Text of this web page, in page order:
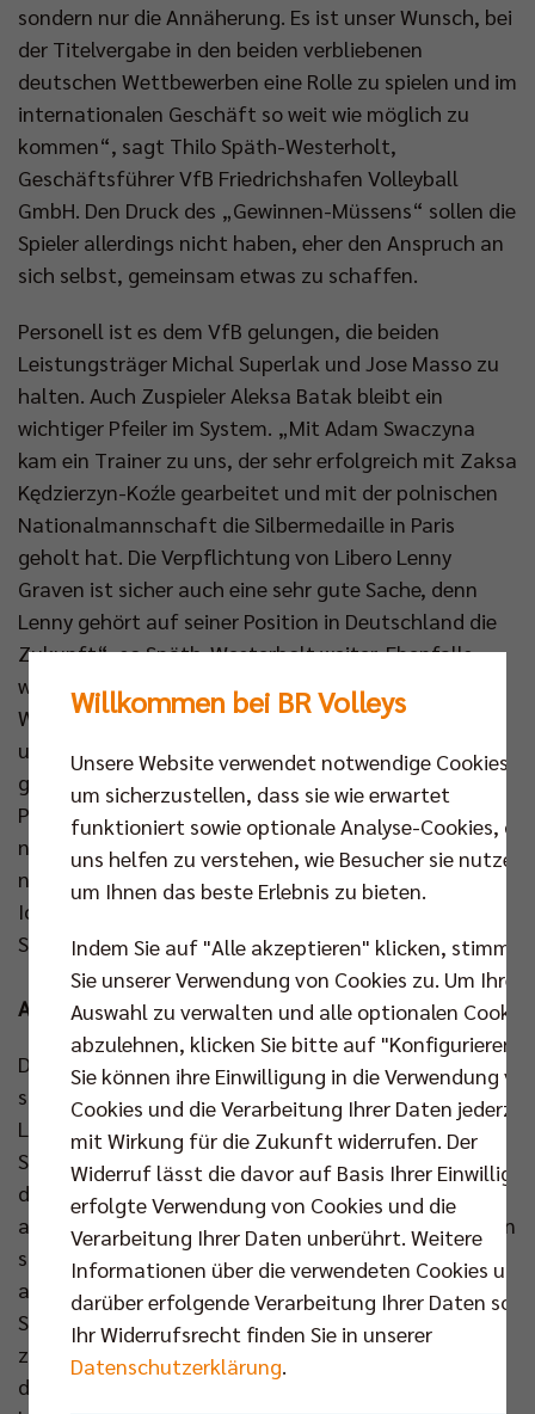
sondern nur die Annäherung. Es ist unser Wunsch, bei
der Titelvergabe in den beiden verbliebenen
deutschen Wettbewerben eine Rolle zu spielen und im
internationalen Geschäft so weit wie möglich zu
kommen“, sagt Thilo Späth-Westerholt,
Geschäftsführer VfB Friedrichshafen Volleyball
GmbH. Den Druck des „Gewinnen-Müssens“ sollen die
Spieler allerdings nicht haben, eher den Anspruch an
sich selbst, gemeinsam etwas zu schaffen.
Personell ist es dem VfB gelungen, die beiden
Leistungsträger Michal Superlak und Jose Masso zu
halten. Auch Zuspieler Aleksa Batak bleibt ein
wichtiger Pfeiler im System. „Mit Adam Swaczyna
kam ein Trainer zu uns, der sehr erfolgreich mit Zaksa
Kędzierzyn-Koźle gearbeitet und mit der polnischen
Nationalmannschaft die Silbermedaille in Paris
geholt hat. Die Verpflichtung von Libero Lenny
Graven ist sicher auch eine sehr gute Sache, denn
Lenny gehört auf seiner Position in Deutschland die
Zukunft“, so Späth-Westerholt weiter. Ebenfalls
weiter mit an Bord ist Marcus Böhme, laut Späth-
Westerholt ein Musterprofi hinsichtlich Einstellung
und körperlicher Fitness. Böhme ist ein Kämpfer und
glaubt an den großen Erfolg: „Das knapp verlorene
Playoff-Finale gegen Berlin ist sicher etwas, was wir
nicht so schnell vergessen werden. Wir waren ganz
nah dran, den Titel nach Friedrichshafen zu holen.
Ich denke, dadurch sind wir 110 Prozent bereit, diese
Saison noch mehr reinzuwerfen.“
ASV Dachau
Den Start in die Saison hatte sich der ASV Dachau
sicherlich anders vorgestellt. Beim 1KOMMA5°
Ligacup war für das Team von Trainer Patrick
Steuerwald nichts zu holen, außer Erkenntnissen für
die nächsten Trainingseinheiten. „Das Basislevel,
also das schlechteste Spiel, weiter nach oben bringen
sowie an Konstanz in Aufschlag und Annahme zu
arbeiten, bleibt unsere Herausforderung“, sagt
Steuerwald, der sein Team im Großen und Ganzen
zusammenhalten konnte. „Das bedeutet aber auch,
dass wir nach wie vor viele „Nichtprofis“ im Kader
Willkommen bei BR Volleys
Unsere Website verwendet notwendige Cookies,
um sicherzustellen, dass sie wie erwartet
funktioniert sowie optionale Analyse-Cookies, die
uns helfen zu verstehen, wie Besucher sie nutzen,
um Ihnen das beste Erlebnis zu bieten.
Indem Sie auf "Alle akzeptieren" klicken, stimmen
Sie unserer Verwendung von Cookies zu. Um Ihre
Auswahl zu verwalten und alle optionalen Cookies
abzulehnen, klicken Sie bitte auf "Konfigurieren".
Sie können ihre Einwilligung in die Verwendung
Cookies und die Verarbeitung Ihrer Daten
mit Wirkung für die Zukunft widerrufen. Der
Widerruf lässt die davor auf Basis Ihrer
erfolgte Verwendung von Cookies und die
Verarbeitung Ihrer Daten unberührt. Weitere
Informationen über die verwendeten Cookies und
darüber erfolgende Verarbeitung Ihrer Daten
Ihr Widerrufsrecht finden Sie in unserer
Datenschutzerklärung.